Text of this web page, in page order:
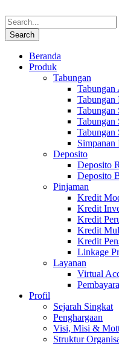
Beranda
Produk
Tabungan
Tabungan
Tabungan
Tabungan
Tabungan
Simpanan
Deposito
Deposito
Deposito
Pinjaman
Kredit
Kredit
Kredit
Kredit
Kredit
Linkage
Layanan
Virtual
Profil
Sejarah Singkat
Penghargaan
Visi, Misi &
Struktur